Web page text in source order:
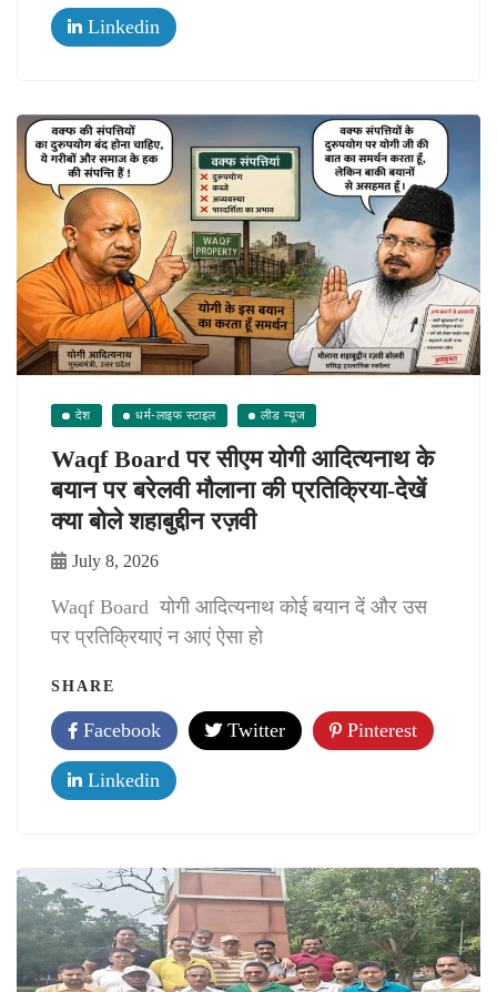
Linkedin
देश धर्म-लाइफ स्टाइल लीड न्यूज
Waqf Board पर सीएम योगी आदित्यनाथ के
बयान पर बरेलवी मौलाना की प्रतिक्रिया-देखें
क्या बोले शहाबुद्दीन रज़वी
July 8, 2026
Waqf Board योगी आदित्यनाथ कोई बयान दें और उस
पर प्रतिक्रियाएं न आएं ऐसा हो
SHARE
Facebook Twitter Pinterest
Linkedin